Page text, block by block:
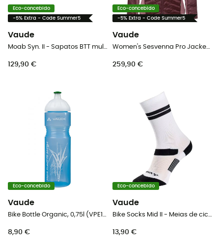
Eco-concebido
-5% Extra - Code Summer5
Vaude
Moab Syn. II - Sapatos BTT mulher
129,90 €
Eco-concebido
-5% Extra - Code Summer5
Vaude
Women's Sesvenna Pro Jacket III - Casaco mulher
259,90 €
Eco-concebido
Vaude
Bike Bottle Organic, 0,75l (VPE15) - Cantil de água
8,90 €
Eco-concebido
Vaude
Bike Socks Mid II - Meias de ciclismo
13,90 €